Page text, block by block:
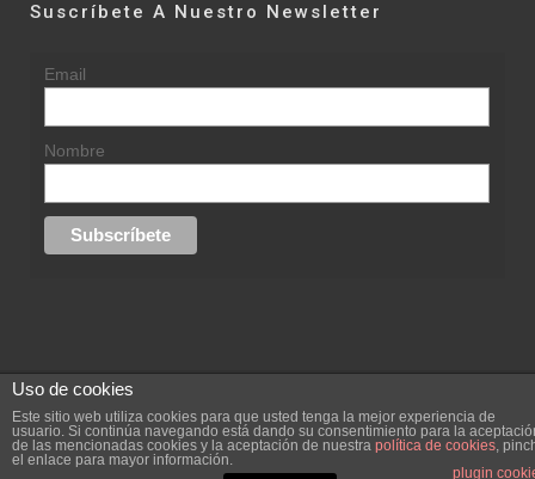
Suscríbete A Nuestro Newsletter
Email
Nombre
replica rolex datejust replica rolex day date
Creada por
Uso de cookies
Este sitio web utiliza cookies para que usted tenga la mejor experiencia de
usuario. Si continúa navegando está dando su consentimiento para la
de las mencionadas cookies y la aceptación de nuestra política de cookies,
el enlace para mayor información.
plugin